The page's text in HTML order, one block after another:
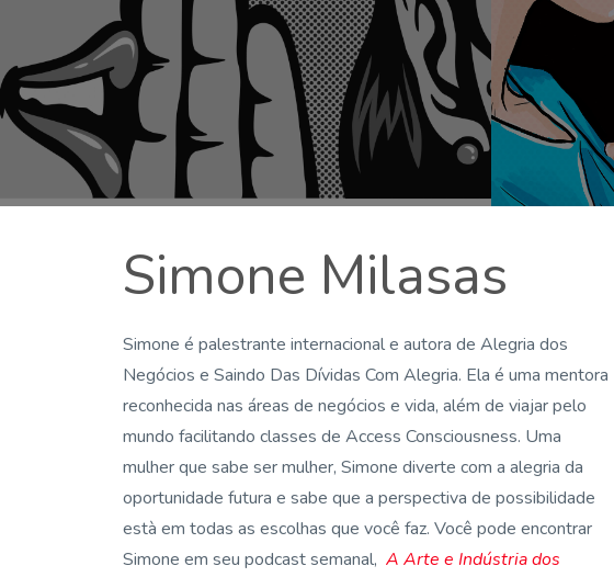
Simone Milasas
Simone é palestrante internacional e autora de Alegria dos
Negócios e Saindo Das Dívidas Com Alegria. Ela é uma mentora
reconhecida nas áreas de negócios e vida, além de viajar pelo
mundo facilitando classes de Access Consciousness. Uma
mulher que sabe ser mulher, Simone diverte com a alegria da
oportunidade futura e sabe que a perspectiva de possibilidade
està em todas as escolhas que você faz. Você pode encontrar
Simone em seu podcast semanal, A Arte e Indústria dos